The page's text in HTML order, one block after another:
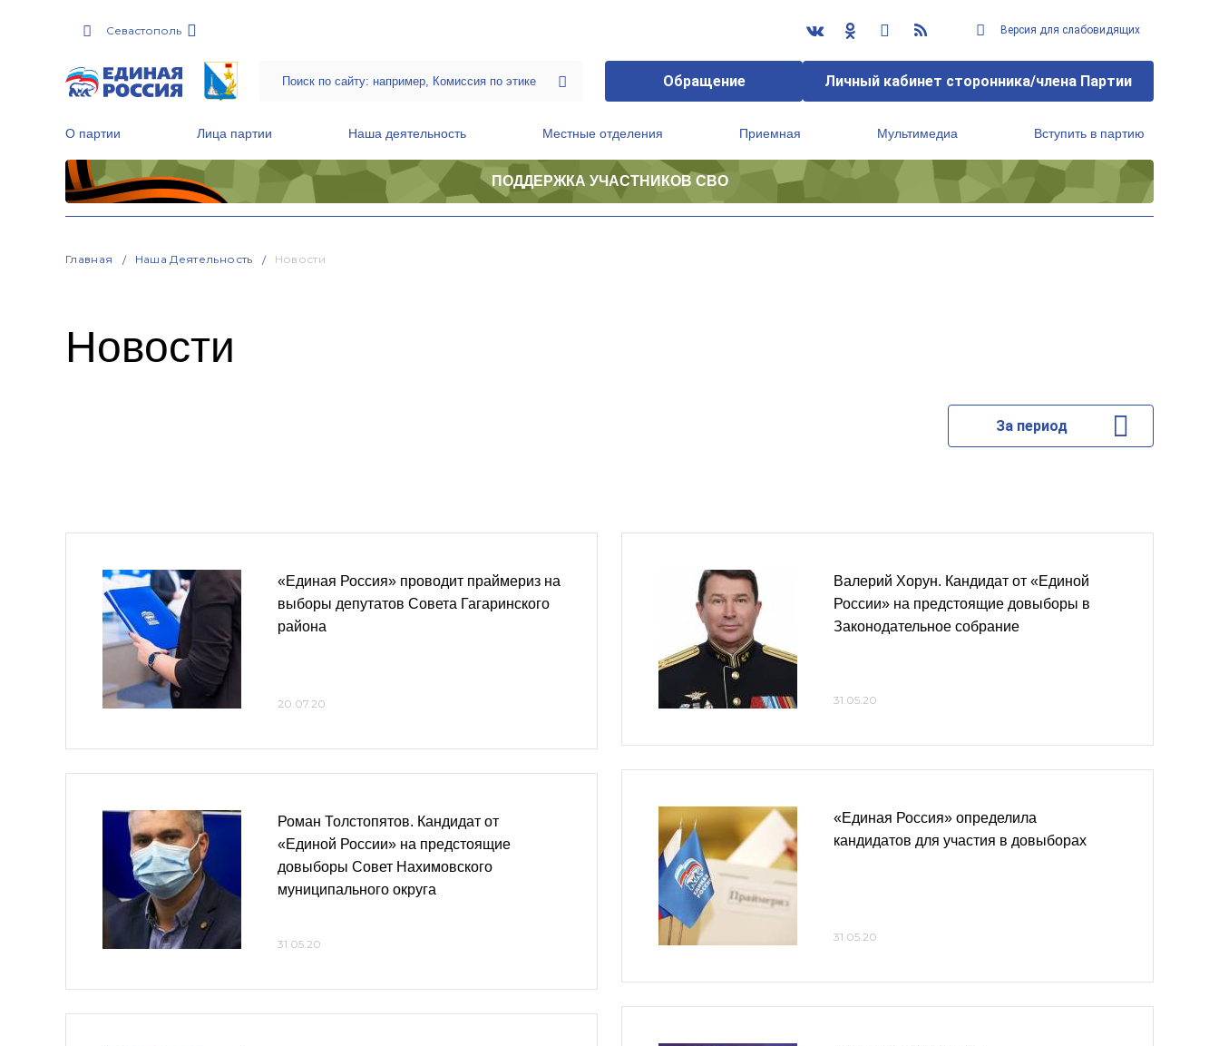
Севастополь Версия для слабовидящих
Обращение Личный кабинет сторонника/члена Партии
О партии Лица партии Наша деятельность Местные отделения Приемная Мультимедиа Вступить в партию
ПОДДЕРЖКА УЧАСТНИКОВ СВО
Главная Наша Деятельность Новости
Новости
За период
«Единая Россия» проводит праймериз на
выборы депутатов Совета Гагаринского
района
20.07.20
Роман Толстопятов. Кандидат от
«Единой России» на предстоящие
довыборы Совет Нахимовского
муниципального округа
31.05.20
Валерий Хорун. Кандидат от «Единой
России» на предстоящие довыборы в
Законодательное собрание
31.05.20
«Единая Россия» определила
кандидатов для участия в довыборах
31.05.20